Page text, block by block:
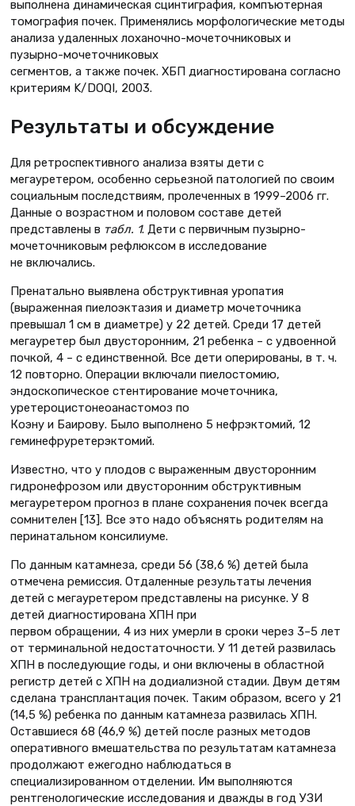
выполнена динамическая сцинтиграфия, компъютерная
томография почек. Применялись морфологические методы
анализа удаленных лоханочно-мочеточниковых и
пузырно-мочеточниковых
сегментов, а также почек. ХБП диагностирована согласно
критериям K/DOQI, 2003.
Результаты и обсуждение
Для ретроспективного анализа взяты дети с
мегауретером, особенно серьезной патологией по своим
социальным последствиям, пролеченных в 1999–2006 гг.
Данные о возрастном и половом составе детей
представлены в табл. 1. Дети с первичным пузырно-
мочеточниковым рефлюксом в исследование
не включались.
Пренатально выявлена обструктивная уропатия
(выраженная пиелоэктазия и диаметр мочеточника
превышал 1 см в диаметре) у 22 детей. Среди 17 детей
мегауретер был двусторонним, 21 ребенка – с удвоенной
почкой, 4 – с единственной. Все дети оперированы, в т. ч.
12 повторно. Операции включали пиелостомию,
эндоскопическое стентирование мочеточника,
уретероцистонеоанастомоз по
Коэну и Баирову. Было выполнено 5 нефрэктомий, 12
геминефруретерэктомий.
Известно, что у плодов с выраженным двусторонним
гидронефрозом или двусторонним обструктивным
мегауретером прогноз в плане сохранения почек всегда
сомнителен [13]. Все это надо объяснять родителям на
перинатальном консилиуме.
По данным катамнеза, среди 56 (38,6 %) детей была
отмечена ремиссия. Отдаленные результаты лечения
детей с мегауретером представлены на рисунке. У 8
детей диагностирована ХПН при
первом обращении, 4 из них умерли в сроки через 3–5 лет
от терминальной недостаточности. У 11 детей развилась
ХПН в последующие годы, и они включены в областной
регистр детей с ХПН на додиализной стадии. Двум детям
сделана трансплантация почек. Таким образом, всего у 21
(14,5 %) ребенка по данным катамнеза развилась ХПН.
Оставшиеся 68 (46,9 %) детей после разных методов
оперативного вмешательства по результатам катамнеза
продолжают ежегодно наблюдаться в
специализированном отделении. Им выполняются
рентгенологические исследования и дважды в год УЗИ